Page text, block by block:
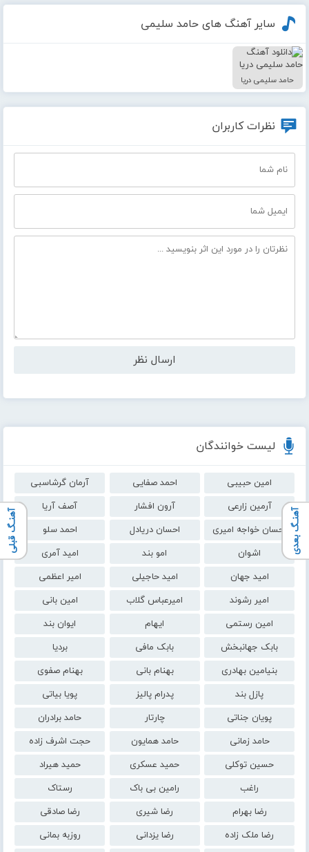
لیست خوانندگان
امین حبیبی احمد صفایی
آرمان گرشاسبی
آرمین زارعی
آرون افشار
آصف آریا
احسان خواجه امیری
احسان دریادل
احمد سلو
اشوان
امو بند
امید آمری
امید جهان
امید حاجیلی
امیر اعظمی
امیر رشوند
امیرعباس گلاب
امین بانی
امین رستمی
ایهام
ایوان بند
بابک جهانبخش
بابک مافی
بردیا
بنیامین بهادری
بهنام بانی
بهنام صفوی
پازل بند
پدرام پالیز
پویا بیاتی
پویان جناتی
چارتار
حامد برادران
حامد زمانی
حامد همایون
حجت اشرف زاده
حسین توکلی
حمید عسکری
حمید هیراد
راغب
رامین بی باک
رستاک
رضا بهرام
رضا شیری
رضا صادقی
رضا ملک زاده
رضا یزدانی
روزبه بمانی
آهنـگ بعدی آهنـگ قبلی
سایر آهنگ های حامد سلیمی
حامد سلیمی دریا
نظرات کاربران